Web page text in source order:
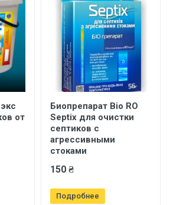
от
Биопрепарат Bio RO
Septix для очистки
септиков с
агрессивными
стоками
150 ₴
Подробнее